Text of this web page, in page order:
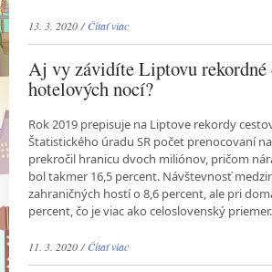
13. 3. 2020 /Čítať viac
Aj vy závidíte Liptovu
hotelových nocí?
Rok 2019 prepisuje na Liptove rekordy
Štatistického úradu SR počet prenocovaní
prekročil hranicu dvoch miliónov, pričom
bol takmer 16,5 percent. Návštevnosť
zahraničných hostí o 8,6 percent, ale pri
percent, čo je viac ako celoslovenský priemer.
11. 3. 2020 /Čítať viac